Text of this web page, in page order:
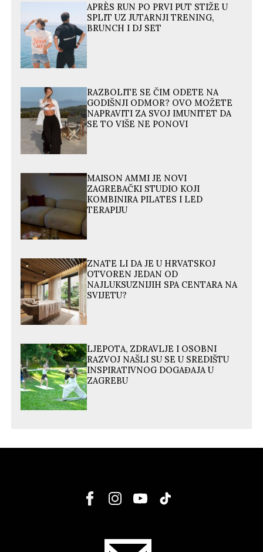
APRÈS RUN PO PRVI PUT STIŽE U
SPLIT UZ JUTARNJI TRENING,
BRUNCH I DJ SET
RAZBOLITE SE ČIM ODETE NA
GODIŠNJI ODMOR? OVO MOŽETE
NAPRAVITI ZA SVOJ IMUNITET DA
SE TO VIŠE NE PONOVI
MAISON AMMI JE NOVI
ZAGREBAČKI STUDIO KOJI
KOMBINIRA PILATES I LED
TERAPIJU
ZNATE LI DA JE U HRVATSKOJ
OTVOREN JEDAN OD
NAJLUKSUZNIJIH SPA CENTARA NA
SVIJETU?
LJEPOTA, ZDRAVLJE I OSOBNI
RAZVOJ NAŠLI SU SE U SREDIŠTU
INSPIRATIVNOG DOGAĐAJA U
ZAGREBU